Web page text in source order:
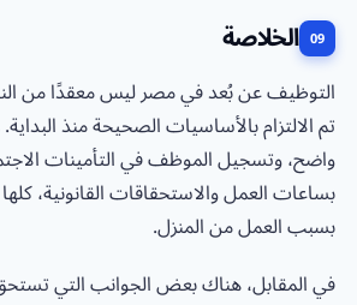
الخلاصة
التوظيف عن بُعد في مصر ليس معقدًا من
تم الالتزام بالأساسيات الصحيحة منذ
واضح، وتسجيل الموظف في التأمينات
بساعات العمل والاستحقاقات القانونية،
بسبب العمل من المنزل.
في المقابل، هناك بعض الجوانب التي